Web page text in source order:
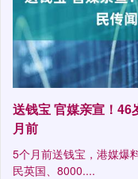
送钱宝 官媒亲宣！46
月前
5个月前送钱宝，港媒爆
民英国、8000....